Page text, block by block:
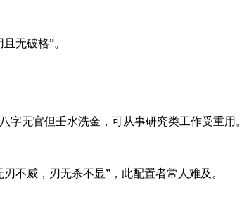
无破格”。
无官但壬水洗金，可从事研究类工作受重用。
不威，刃无杀不显”，此配置者常人难及。